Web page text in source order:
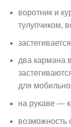
воротник и
тулупчиком,
два кармана
для
на рукаве —
возможность